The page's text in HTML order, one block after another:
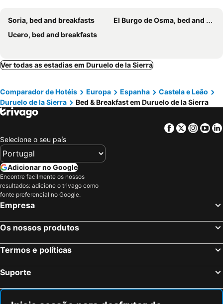
Soria, bed and breakfasts
El Burgo de Osma, bed and breakfasts
Ucero, bed and breakfasts
Ver todas as estadias em Duruelo de la Sierra
Comparador de Hotéis Europa Espanha
Castela e Leão
Duruelo de la Sierra
Bed & Breakfast em Duruelo de la Sierra
Facebook
Twitter
Selecione o seu país
Adicionar no Google
Encontre facilmente os nossos
resultados: adicione o trivago como
fonte preferencial no Google.
Empresa
Os nossos produtos
Termos e políticas
Suporte